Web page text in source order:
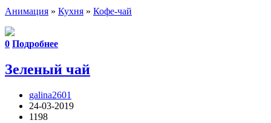
Анимация » Кухня » Кофе-чай
0 Подробнее
Зеленый чай
galina2601
24-03-2019
1198